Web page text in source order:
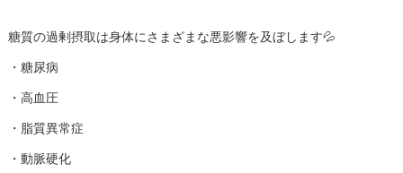
糖質の過剰摂取は身体にさまざまな悪影響を及ぼします💦
・糖尿病
・高血圧
・脂質異常症
・動脈硬化